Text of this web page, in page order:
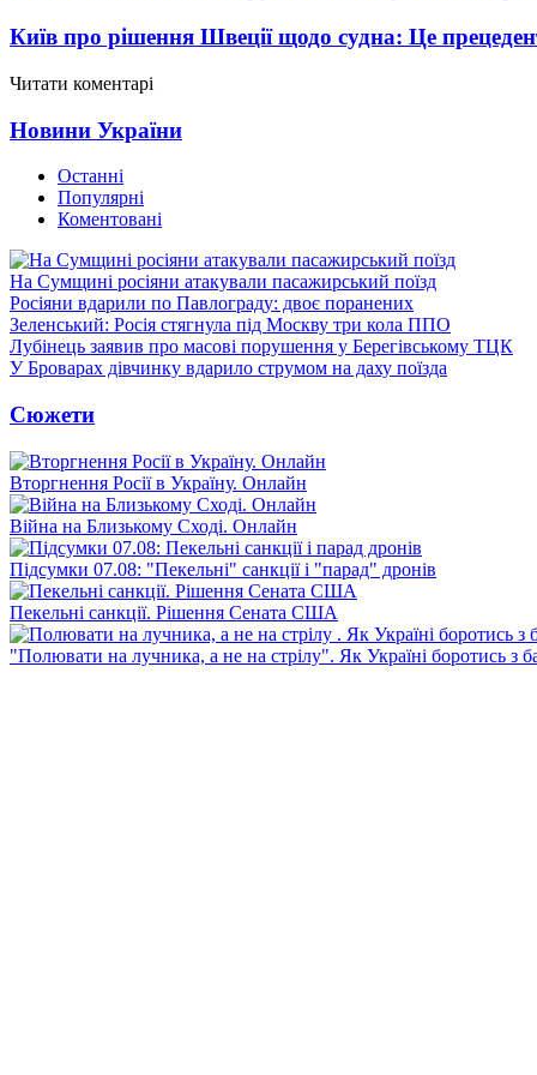
Київ про рішення Швеції щодо судна: Це
Читати коментарі
Новини України
Останні
Популярні
Коментовані
На Сумщині росіяни атакували пасажирський поїзд
Росіяни вдарили по Павлограду: двоє поранених
Зеленський: Росія стягнула під Москву три кола ППО
Лубінець заявив про масові порушення у Берегівському ТЦК
У Броварах дівчинку вдарило струмом на даху поїзда
Сюжети
Вторгнення Росії в Україну. Онлайн
Війна на Близькому Сході. Онлайн
Підсумки 07.08: "Пекельні" санкції і "парад" дронів
Пекельні санкції. Рішення Сената США
"Полювати на лучника, а не на стрілу". Як Україні боротись з